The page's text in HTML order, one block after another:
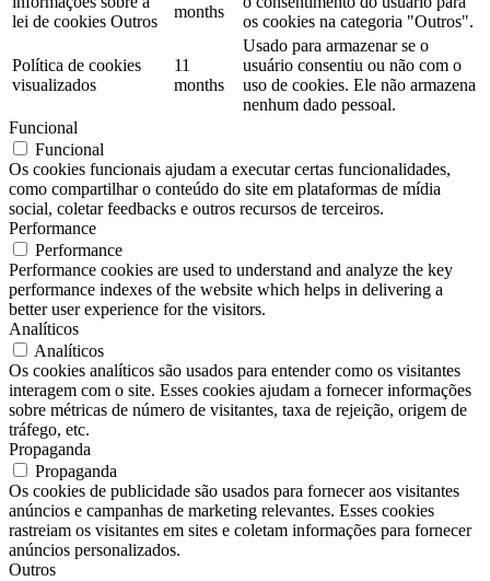
lei de cookies Outros
months
os cookies na categoria "Outros".
Política de cookies
visualizados
11
months
Usado para armazenar se o
usuário consentiu ou não com o
uso de cookies. Ele não armazena
nenhum dado pessoal.
Funcional
Funcional
Os cookies funcionais ajudam a executar certas funcionalidades,
como compartilhar o conteúdo do site em plataformas de mídia
social, coletar feedbacks e outros recursos de terceiros.
Performance
Performance
Performance cookies are used to understand and analyze the key
performance indexes of the website which helps in delivering a
better user experience for the visitors.
Analíticos
Analíticos
Os cookies analíticos são usados ​​para entender como os visitantes
interagem com o site. Esses cookies ajudam a fornecer informações
sobre métricas de número de visitantes, taxa de rejeição, origem de
tráfego, etc.
Propaganda
Propaganda
Os cookies de publicidade são usados ​​para fornecer aos visitantes
anúncios e campanhas de marketing relevantes. Esses cookies
rastreiam os visitantes em sites e coletam informações para fornecer
anúncios personalizados.
Outros